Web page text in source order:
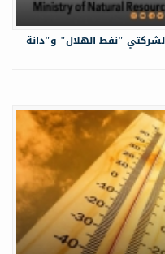
"نفط الهلال" و"دانة